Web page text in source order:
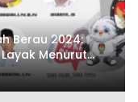
Berau 2024:
Menurut